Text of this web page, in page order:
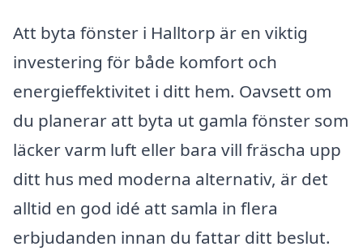
Att byta fönster i Halltorp är en viktig
investering för både komfort och
energieffektivitet i ditt hem. Oavsett om
du planerar att byta ut gamla fönster som
läcker varm luft eller bara vill fräscha upp
ditt hus med moderna alternativ, är det
alltid en god idé att samla in flera
erbjudanden innan du fattar ditt beslut.